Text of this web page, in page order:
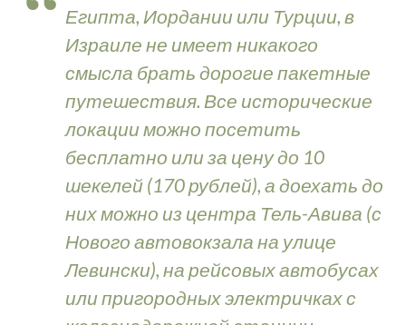
Египта, Иордании или Турции, в
Израиле не имеет никакого
смысла брать дорогие пакетные
путешествия. Все исторические
локации можно посетить
бесплатно или за цену до 10
шекелей (170 рублей), а доехать до
них можно из центра Тель-Авива (с
Нового автовокзала на улице
Левински), на рейсовых автобусах
или пригородных электричках с